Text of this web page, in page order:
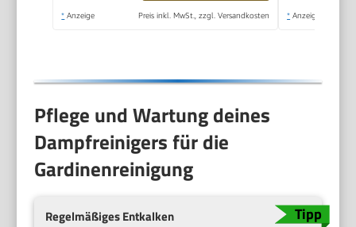
Bodenreinigungsset
* Anzeige Preis inkl. MwSt., zzgl. Versandkosten * Anzeige
Pflege und Wartung deines
Dampfreinigers für die
Gardinenreinigung
Regelmäßiges Entkalken